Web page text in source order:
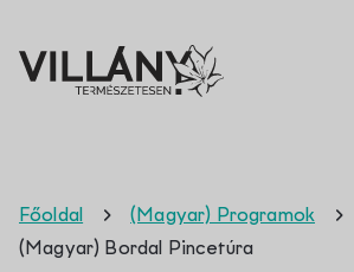
Description Map
Főoldal
(Magyar) Programok
(Magyar) Bordal Pincetúra
Szabadidő